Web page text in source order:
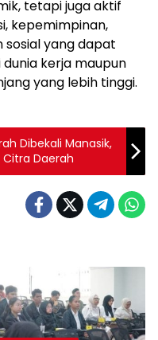
tetapi juga aktif
kepemimpinan,
yang dapat
kerja maupun
yang lebih tinggi.
Dibekali Manasik,
Citra Daerah